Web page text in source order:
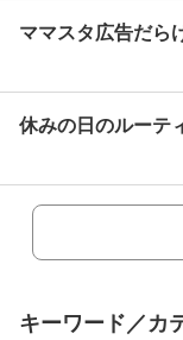
ママスタ広告だら
休みの日のルーテ
キーワード／カ